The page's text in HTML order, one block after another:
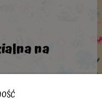
na